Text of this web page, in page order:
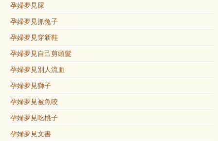
孕婦夢見屎
孕婦夢見抓兔子
孕婦夢見穿新鞋
孕婦夢見自己剪頭髮
孕婦夢見別人流血
孕婦夢見獅子
孕婦夢見被魚咬
孕婦夢見吃桃子
孕婦夢見文書